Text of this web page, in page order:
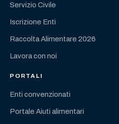
Servizio Civile
Iscrizione Enti
Raccolta Alimentare 2026
Lavora con noi
PORTALI
Enti convenzionati
Portale Aiuti alimentari